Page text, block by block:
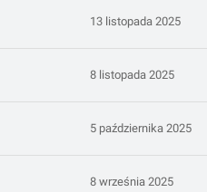
13 listopada 2025
8 listopada 2025
5 października 2025
8 września 2025